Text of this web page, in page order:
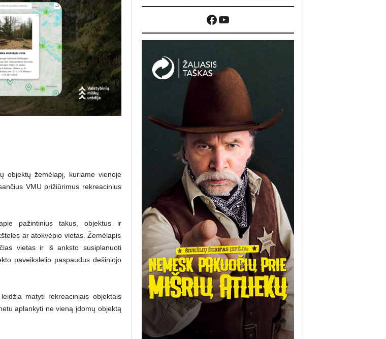
objektų žemėlapį, kuriame vienoje
VMU prižiūrimus rekreacinius
pažintinius takus, objektus ir
ar atokvėpio vietas. Žemėlapis
vietas ir iš anksto susiplanuoti
paveikslėlio paspaudus dešiniojo
matyti rekreaciniais objektais
aplankyti ne vieną įdomų objektą
Facebook
YouTube